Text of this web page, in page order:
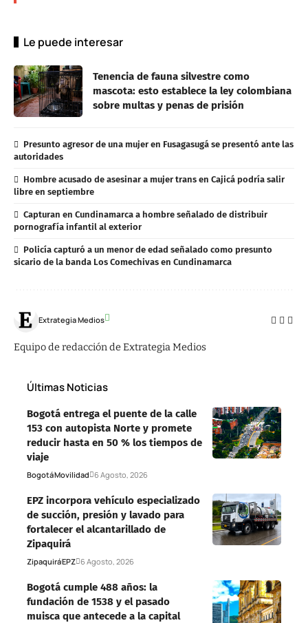
Le puede interesar
Tenencia de fauna silvestre como
mascota: esto establece la ley colombiana
sobre multas y penas de prisión
Presunto agresor de una mujer en Fusagasugá se presentó ante las
autoridades
Hombre acusado de asesinar a mujer trans en Cajicá podría salir
libre en septiembre
Capturan en Cundinamarca a hombre señalado de distribuir
pornografía infantil al exterior
Policía capturó a un menor de edad señalado como presunto
sicario de la banda Los Comechivas en Cundinamarca
Extrategia Medios
Equipo de redacción de Extrategia Medios
Últimas Noticias
Bogotá entrega el puente de la calle
153 con autopista Norte y promete
reducir hasta en 50 % los tiempos de
viaje
BogotáMovilidad 6 Agosto, 2026
EPZ incorpora vehículo especializado
de succión, presión y lavado para
fortalecer el alcantarillado de
Zipaquirá
ZipaquiráEPZ 6 Agosto, 2026
Bogotá cumple 488 años: la
fundación de 1538 y el pasado
muisca que antecede a la capital